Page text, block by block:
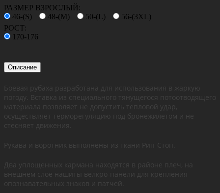
РАЗМЕР ВЗРОСЛЫЙ:
46-(S)
48-(M) 50-(L)
56-(3XL)
РОСТ:
170-176
Описание
Боевая рубаха разработана для использования в жаркую
погоду. Вставка из специального тянущегося потоотводящего
материала позволяет не допустить тепловой удар,
осуществляет терморегуляцию под бронежилетом и не
стесняет движения.
Рукава и воротник выполнены из ткани Рип-Стоп.
Два уплощенных кармана находятся в районе плеч, на
внешнем слое нашиты велкро-панели для крепления
опознавательных знаков и патчей.